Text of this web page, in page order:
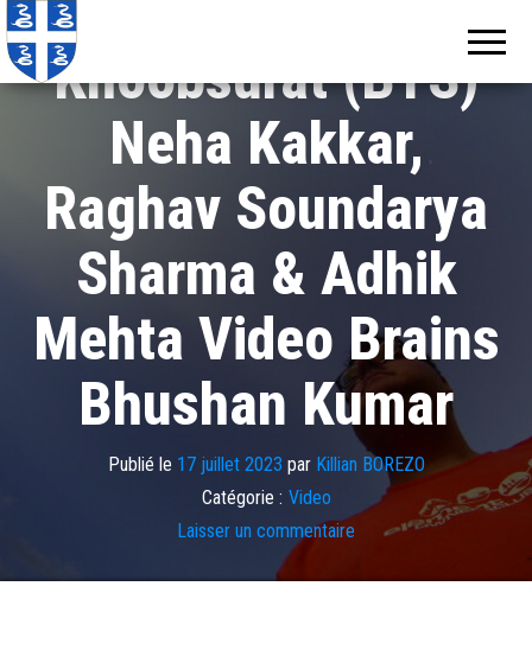
Khoobsurat (BTS)
Neha Kakkar,
Raghav Soundarya
Sharma & Adhik
Mehta Video Brains
Bhushan Kumar
Publié le 17 juillet 2023 par Killian BOREZO
Catégorie : Video
Laisser un commentaire